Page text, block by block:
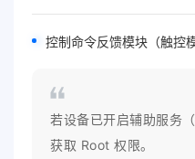
控制命令反馈模块（触控模
若设备已开启辅助服务
获取 Root 权限。